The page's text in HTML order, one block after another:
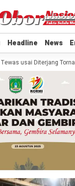
Headline News
Headline News
usai Diterjang